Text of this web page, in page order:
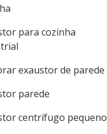
para cozinha
exaustor de parede
parede
centrífugo pequeno